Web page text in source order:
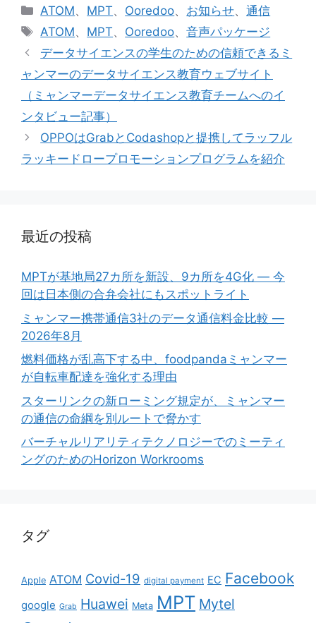
カ
テ
リ
ー
ATOM、 MPT、 Ooredoo、 お知らせ、通信
タ
グ
ATOM、 MPT、 Ooredoo、音声パッケージ
データサイエンスの学生のための信頼できるミ
ャンマーのデータサイエンス教育ウェブサイト
（ミャンマーデータサイエンス教育チームへのイ
ンタビュー記事）
OPPOはGrabとCodashopと提携してラッフル
ラッキードロープロモーションプログラムを紹介
最近の投稿
MPTが基地局27カ所を新設、9カ所を4G化 ― 今
回は日本側の合弁会社にもスポットライト
ミャンマー携帯通信3社のデータ通信料金比較 ―
2026年8月
燃料価格が乱高下する中、foodpandaミャンマー
が自転車配達を強化する理由
スターリンクの新ローミング規定が、ミャンマー
の通信の命綱を別ルートで脅かす
バーチャルリアリティテクノロジーでのミーティ
ングのためのHorizon Workrooms
タグ
Apple ATOM Covid-19 digital payment EC Facebook
google Grab Huawei Meta MPT Mytel